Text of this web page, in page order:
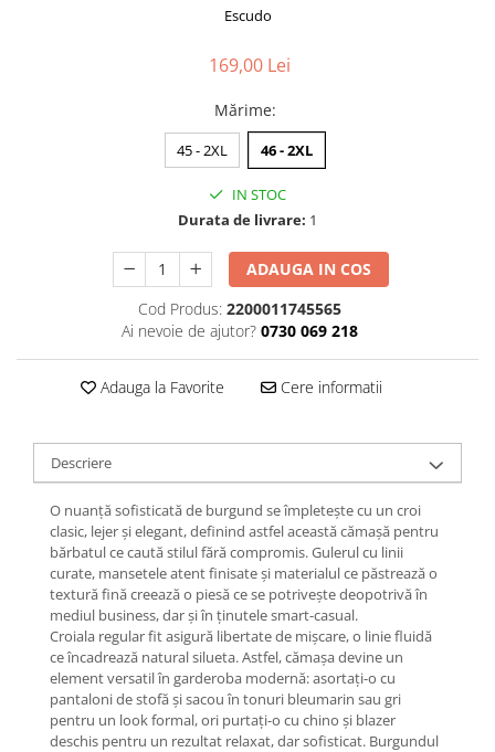
Escudo
169,00 Lei
Mărime:
45 - 2XL 46 - 2XL
IN STOC
Durata de livrare: 1
ADAUGA IN COS
Cod Produs: 2200011745565
Ai nevoie de ajutor? 0730 069 218
Adauga la Favorite Cere informatii
Descriere
O nuanță sofisticată de burgund se împleteşte cu un croi
clasic, lejer şi elegant, definind astfel această cămașă pentru
bărbatul ce caută stilul fără compromis. Gulerul cu linii
curate, mansetele atent finisate şi materialul ce păstrează o
textură fină creează o piesă ce se potriveşte deopotrivă în
mediul business, dar şi în ţinutele smart-casual.
Croiala regular fit asigură libertate de mișcare, o linie fluidă
ce încadrează natural silueta. Astfel, cămașa devine un
element versatil în garderoba modernă: asortaţi-o cu
pantaloni de stofă şi sacou în tonuri bleumarin sau gri
pentru un look formal, ori purtaţi-o cu chino şi blazer
deschis pentru un rezultat relaxat, dar sofisticat. Burgundul